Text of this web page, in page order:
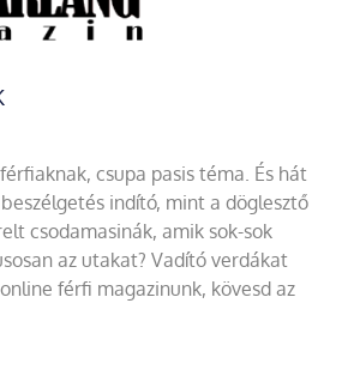
csupa pasis téma. És hát
indító, mint a döglesztő
csodamasinák, amik sok-sok
az utakat? Vadító verdákat
férfi magazinunk, kövesd az